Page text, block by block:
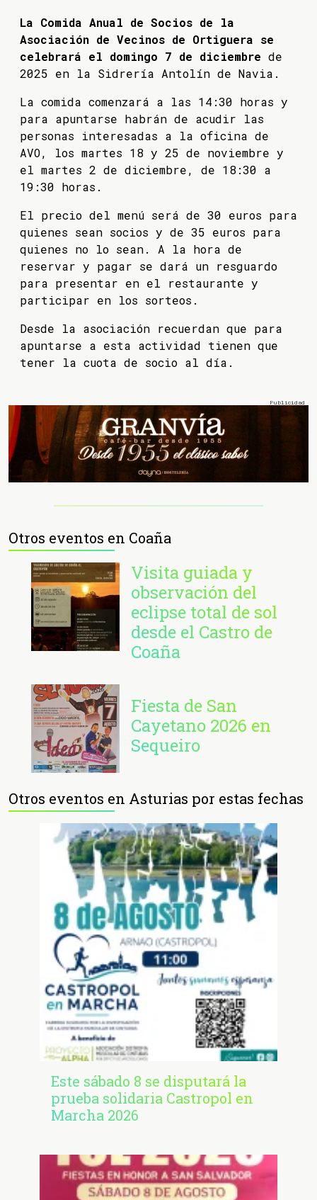
La Comida Anual de Socios de la
Asociación de Vecinos de Ortiguera se
celebrará el domingo 7 de diciembre de
2025 en la Sidrería Antolín de Navia.
La comida comenzará a las 14:30 horas y
para apuntarse habrán de acudir las
personas interesadas a la oficina de
AVO, los martes 18 y 25 de noviembre y
el martes 2 de diciembre, de 18:30 a
19:30 horas.
El precio del menú será de 30 euros para
quienes sean socios y de 35 euros para
quienes no lo sean. A la hora de
reservar y pagar se dará un resguardo
para presentar en el restaurante y
participar en los sorteos.
Desde la asociación recuerdan que para
apuntarse a esta actividad tienen que
tener la cuota de socio al día.
Otros eventos en Coaña
Visita guiada y
observación del
eclipse total de sol
desde el Castro de
Coaña
Fiesta de San
Cayetano 2026 en
Sequeiro
Otros eventos en Asturias por estas fechas
Este sábado 8 se disputará la
prueba solidaria Castropol en
Marcha 2026